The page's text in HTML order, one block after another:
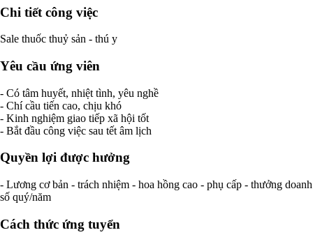
Chi tiết công việc
Sale thuốc thuỷ sản - thú y
Yêu cầu ứng viên
- Có tâm huyết, nhiệt tình, yêu nghề
- Chí cầu tiến cao, chịu khó
- Kinh nghiệm giao tiếp xã hội tốt
- Bắt đầu công việc sau tết âm lịch
Quyền lợi được hưởng
- Lương cơ bản - trách nhiệm - hoa hồng cao - phụ cấp - thưởng doanh
số quý/năm
Cách thức ứng tuyển